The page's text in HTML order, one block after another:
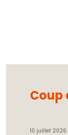
Coup
10 juillet 2026